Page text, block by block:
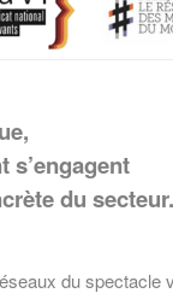
s’engagent
du secteur.
du spectacle